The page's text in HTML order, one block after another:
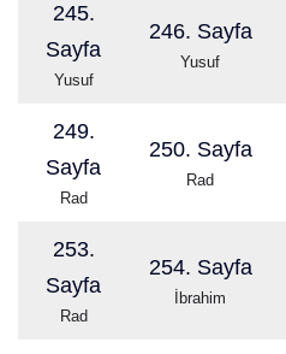
245.
Sayfa
Yusuf
246. Sayfa
Yusuf
249.
Sayfa
Rad
250. Sayfa
Rad
253.
Sayfa
Rad
254. Sayfa
İbrahim